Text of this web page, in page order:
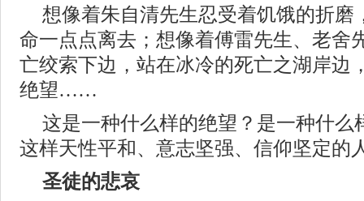
想像着朱自清先生忍受着饥饿的折磨
命一点点离去；想像着傅雷先生、老舍
亡绞索下边，站在冰冷的死亡之湖岸边
绝望……
这是一种什么样的绝望？是一种什么
这样天性平和、意志坚强、信仰坚定的
圣徒的悲哀